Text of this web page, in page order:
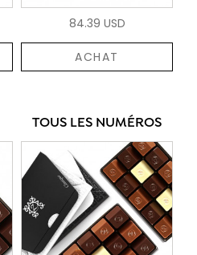
84.39 USD
ACHAT
TOUS LES NUMÉROS